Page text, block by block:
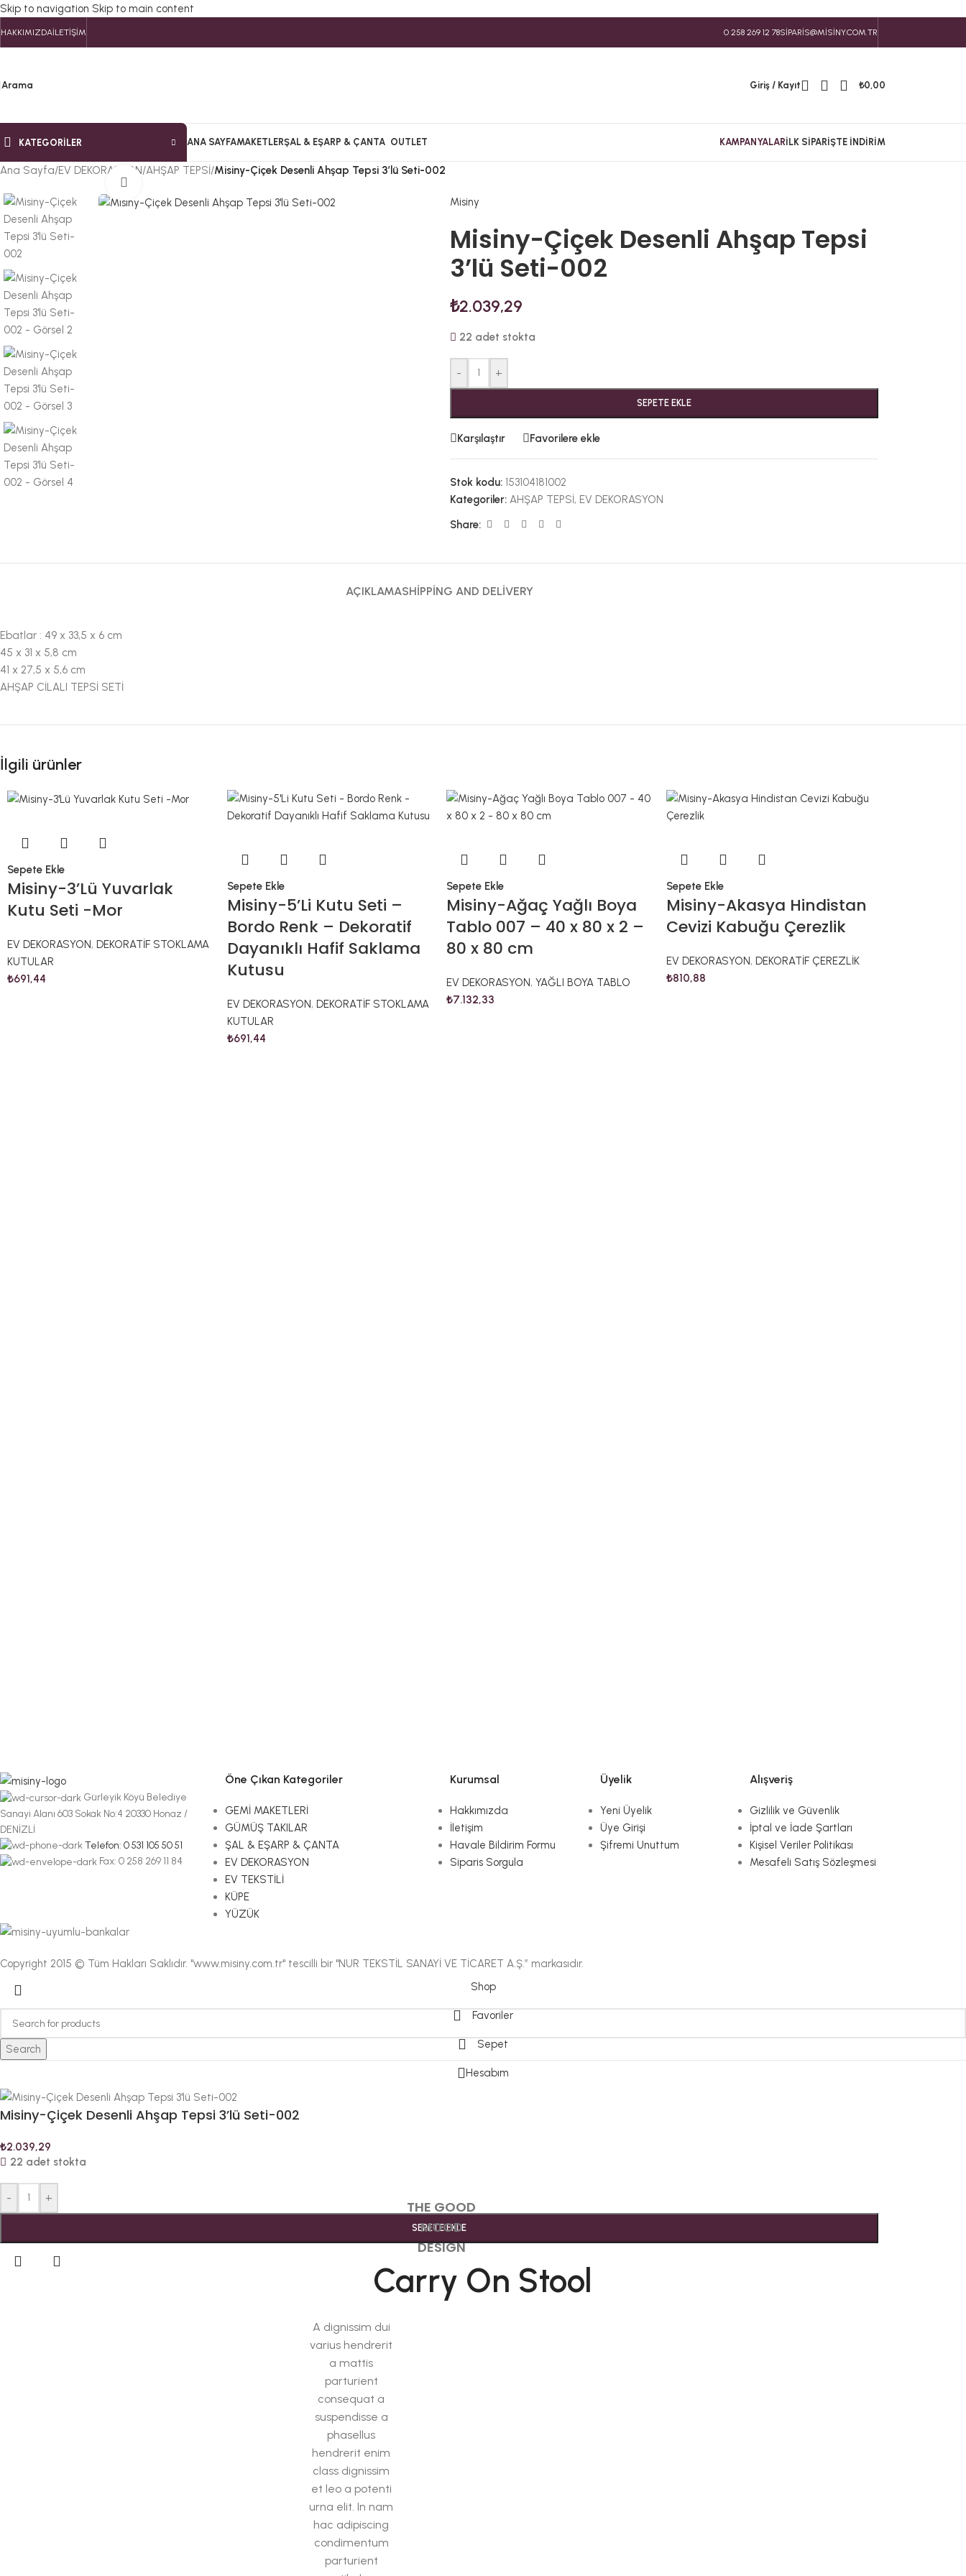
Skip to navigation Skip to main content
HAKKIMIZDAİLETIŞIM 0 258 269 12 78SIPARIS@MISINY.COM.TR
Arama Giriş / Kayıt ₺0,00
KATEGORILER ANA SAYFAMAKETLERŞAL & EŞARP & ÇANTA OUTLET KAMPANYALARİLK SIPARIŞTE İNDIRIM
Ana Sayfa/EV DEKORASYON/AHŞAP TEPSİ/Misiny-Çiçek Desenli Ahşap Tepsi 3’lü Seti-002
Misiny
Misiny-Çiçek Desenli Ahşap Tepsi
3’lü Seti-002
₺2.039,29
22 adet stokta
- +
SEPETE EKLE
Karşılaştır Favorilere ekle
Stok kodu: 153104181002
Kategoriler: AHŞAP TEPSİ, EV DEKORASYON
Share:
AÇIKLAMASHIPPING AND DELIVERY
Ebatlar : 49 x 33,5 x 6 cm
45 x 31 x 5,8 cm
41 x 27,5 x 5,6 cm
AHŞAP CİLALI TEPSİ SETİ
İlgili ürünler
Sepete Ekle
Misiny-3’Lü Yuvarlak
Kutu Seti -Mor
EV DEKORASYON, DEKORATİF STOKLAMA
KUTULAR
₺691,44
Sepete Ekle
Misiny-5’Li Kutu Seti –
Bordo Renk – Dekoratif
Dayanıklı Hafif Saklama
Kutusu
EV DEKORASYON, DEKORATİF STOKLAMA
KUTULAR
₺691,44
Sepete Ekle
Misiny-Ağaç Yağlı Boya
Tablo 007 – 40 x 80 x 2 –
80 x 80 cm
EV DEKORASYON, YAĞLI BOYA TABLO
₺7.132,33
Sepete Ekle
Misiny-Akasya Hindistan
Cevizi Kabuğu Çerezlik
EV DEKORASYON, DEKORATİF ÇEREZLİK
₺810,88
Gürleyik Köyü Belediye
Sanayi Alanı 603 Sokak No:4 20330 Honaz /
DENİZLİ
Telefon: 0 531 105 50 51
Fax: 0 258 269 11 84
Öne Çıkan Kategoriler
GEMİ MAKETLERİ
GÜMÜŞ TAKILAR
ŞAL & EŞARP & ÇANTA
EV DEKORASYON
EV TEKSTİLİ
KÜPE
YÜZÜK
Kurumsal
Hakkımızda
İletişim
Havale Bildirim Formu
Siparis Sorgula
Üyelik
Yeni Üyelik
Üye Girişi
Şifremi Unuttum
Alışveriş
Gizlilik ve Güvenlik
İptal ve İade Şartları
Kişisel Veriler Politikası
Mesafeli Satış Sözleşmesi
Copyright 2015 © Tüm Hakları Saklıdır. "www.misiny.com.tr" tescilli bir "NUR TEKSTİL SANAYİ VE TİCARET A.Ş.” markasıdır.
Search
THE GOOD
MOOD
DESIGN
Carry On Stool
A dignissim dui
varius hendrerit
a mattis
parturient
consequat a
suspendisse a
phasellus
hendrerit enim
class dignissim
et leo a potenti
urna elit. In nam
hac adipiscing
condimentum
parturient
Shop
Favoriler
Sepet
Hesabım
Misiny-Çiçek Desenli Ahşap Tepsi 3’lü Seti-002
₺2.039,29
22 adet stokta
- +
SEPETE EKLE